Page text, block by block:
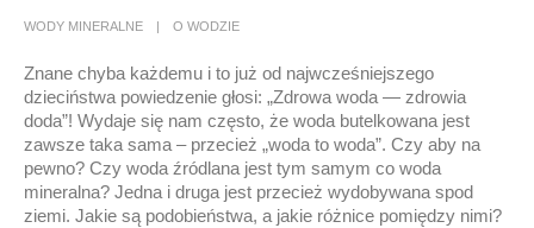
WODY MINERALNE O WODZIE
Znane chyba każdemu i to już od najwcześniejszego
dzieciństwa powiedzenie głosi: „Zdrowa woda — zdrowia
doda”! Wydaje się nam często, że woda butelkowana jest
zawsze taka sama – przecież „woda to woda”. Czy aby na
pewno? Czy woda źródlana jest tym samym co woda
mineralna? Jedna i druga jest przecież wydobywana spod
ziemi. Jakie są podobieństwa, a jakie różnice pomiędzy nimi?